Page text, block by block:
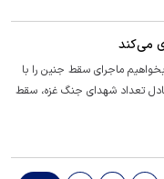
می‌کند
ماجرای سقط جنین را با
تعداد شهدای جنگ غزه، سقط